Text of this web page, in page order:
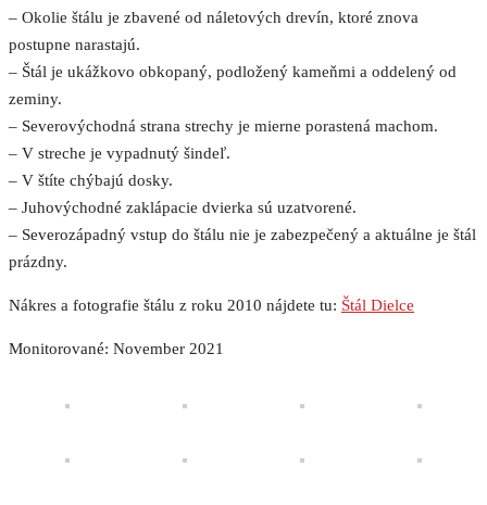
– Okolie štálu je zbavené od náletových drevín, ktoré znova
postupne narastajú.
– Štál je ukážkovo obkopaný, podložený kameňmi a oddelený od
zeminy.
– Severovýchodná strana strechy je mierne porastená machom.
– V streche je vypadnutý šindeľ.
– V štíte chýbajú dosky.
– Juhovýchodné zaklápacie dvierka sú uzatvorené.
– Severozápadný vstup do štálu nie je zabezpečený a aktuálne je štál
prázdny.
Nákres a fotografie štálu z roku 2010 nájdete tu: Štál Dielce
Monitorované: November 2021